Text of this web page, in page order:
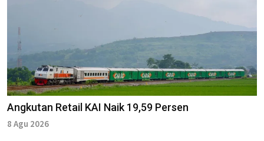
Angkutan Retail KAI Naik 19,59 Persen
8 Agu 2026